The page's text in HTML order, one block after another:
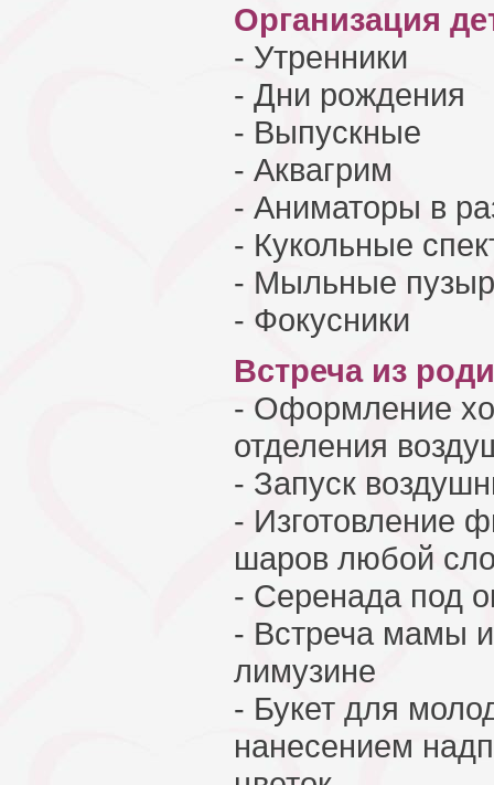
Организация
- Утренники
- Дни рождения
- Выпускные
- Аквагрим
- Аниматоры в
- Кукольные
- Мыльные
- Фокусники
Встреча из
- Оформление
отделения
- Запуск
- Изготовление
шаров любой
- Серенада под
- Встреча мамы
лимузине
- Букет для
нанесением